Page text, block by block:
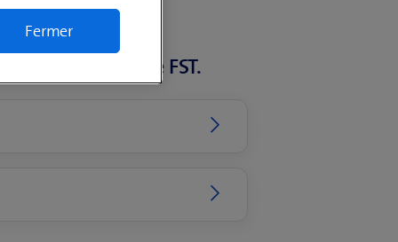
Swisscom et le FST.
Fermer